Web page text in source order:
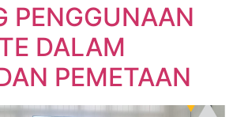
PENGGUNAAN
DALAM
PEMETAAN